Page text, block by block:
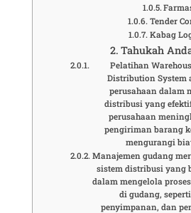
Tender
Kabag
Tahukah
Pelatihan
Distribution System
perusahaan dalam
distribusi yang
perusahaan
pengiriman barang
mengurangi
Manajemen gudang
sistem distribusi yang
dalam mengelola
di gudang,
penyimpanan, dan